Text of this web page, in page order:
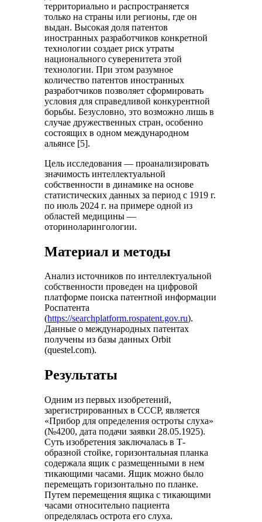
территориально и распространяется
только на страны или регионы, где он
выдан. Высокая доля патентов
иностранных разработчиков конкретной
технологии создает риск утраты
национального суверенитета этой
технологии. При этом разумное
количество патентов иностранных
разработчиков позволяет сформировать
условия для справедливой конкурентной
борьбы. Безусловно, это возможно лишь в
случае дружественных стран, особенно
состоящих в одном международном
альянсе [5].
Цель исследования — проанализировать
значимость интеллектуальной
собственности в динамике на основе
статистических данных за период с 1919 г.
по июль 2024 г. на примере одной из
областей медицины —
оториноларингологии.
Материал и методы
Анализ источников по интеллектуальной
собственности проведен на цифровой
платформе поиска патентной информации
Роспатента
(https://searchplatform.rospatent.gov.ru).
Данные о международных патентах
получены из базы данных Orbit
(questel.com).
Результаты
Одним из первых изобретений,
зарегистрированных в СССР, является
«Прибор для определения остроты слуха»
(№4200, дата подачи заявки 28.05.1925).
Суть изобретения заключалась в Т-
образной стойке, горизонтальная планка
содержала ящик с размещенными в нем
тикающими часами. Ящик можно было
перемещать горизонтально по планке.
Путем перемещения ящика с тикающими
часами относительно пациента
определялась острота его слуха.